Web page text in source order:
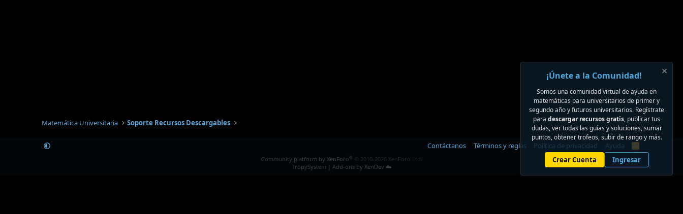
Matemática Universitaria Soporte Recursos Descargables
Contáctanos Términos y reglas Política de privacidad Ayuda
R
S
S
Community platform by XenForo®
© 2010-2026 XenForo Ltd.
TropySystem | Add-ons by XenDev ☁️
¡Únete a la Comunidad!
Somos una comunidad virtual de ayuda en
matemáticas para universitarios de primer y
segundo año y futuros universitarios. Regístrate
para descargar recursos gratis, publicar tus
dudas, ver todas las guías y soluciones, sumar
puntos, obtener trofeos, subir de rango y más.
Crear Cuenta Ingresar